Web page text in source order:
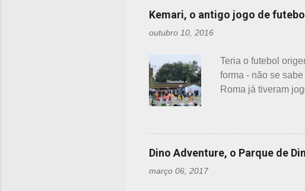
comemoram o
uma semana após
Kemari, o antigo jogo de
outubro 10, 2016
Teria o futebol
forma - não se
Roma já tiveram
futebol caiu no
preferência ao
anos atrás,
Hoje, a
Dino Adventure, o Parque de
março 06, 2017